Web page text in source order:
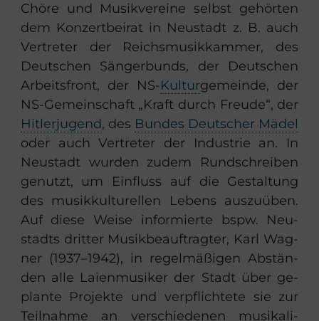
Chöre und Mu­sik­ver­ei­ne selbst ge­hör­ten
dem Kon­zert­bei­rat in Neu­stadt z. B. auch
Ver­tre­ter der Reichs­mu­sik­kam­mer, des
Deut­schen Sän­ger­bunds, der Deut­schen
Ar­beits­front, der NS-Kul­turge­mein­de, der
NS-​Gemeinschaft „Kraft durch Freu­de“, der
Hit­ler­ju­gend, des Bun­des Deut­scher Mädel
oder auch Ver­tre­ter der In­dus­trie an. In
Neu­stadt wur­den zudem Rund­schrei­ben
ge­nutzt, um Ein­fluss auf die Ge­stal­tung
des mu­sik­kul­tu­rel­len Le­bens aus­zu­üben.
Auf diese Weise in­for­mier­te bspw. Neu­
stadts drit­ter Mu­sik­be­auf­trag­ter, Karl Wag­
ner (1937–1942), in re­gel­mä­ßi­gen Ab­stän­
den alle Lai­en­mu­si­ker der Stadt über ge­
plan­te Pro­jek­te und ver­pflich­te­te sie zur
Teil­nah­me an ver­schie­de­nen mu­si­ka­li­